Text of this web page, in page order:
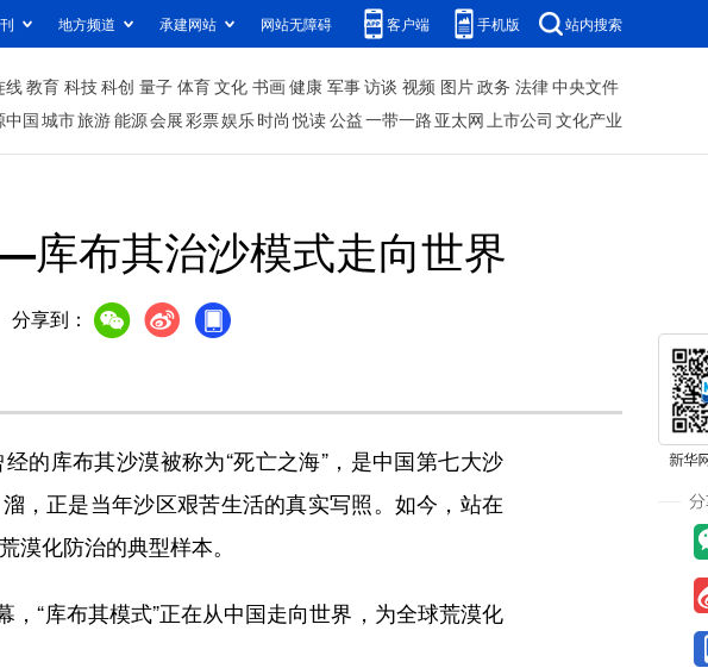
地方频道 承建网站 网站无障碍 客户端 手机版 站内搜索
线教育 科技科创 量子 体育文化 书画健康 军事访谈 视频 图片政务 法律中央文件
中国城市旅游能源会展彩票娱乐时尚 悦读公益一带一路 亚太网上市公司 文化产业
布其治沙模式走向世界
分享到：
库布其沙漠被称为“死亡之海”，是中国第七大沙
，正是当年沙区艰苦生活的真实写照。如今，站在
化防治的典型样本。
“库布其模式”正在从中国走向世界，为全球荒漠化